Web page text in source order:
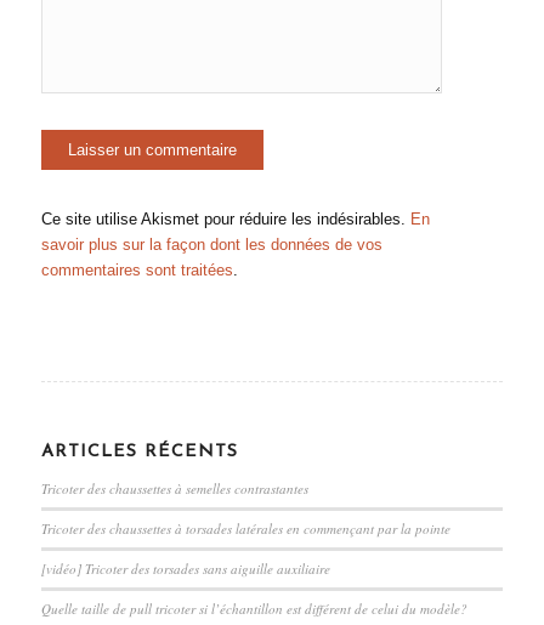
Ce site utilise Akismet pour réduire les indésirables. En
savoir plus sur la façon dont les données de vos
commentaires sont traitées.
ARTICLES RÉCENTS
Tricoter des chaussettes à semelles contrastantes
Tricoter des chaussettes à torsades latérales en commençant par la pointe
[vidéo] Tricoter des torsades sans aiguille auxiliaire
Quelle taille de pull tricoter si l’échantillon est différent de celui du modèle?